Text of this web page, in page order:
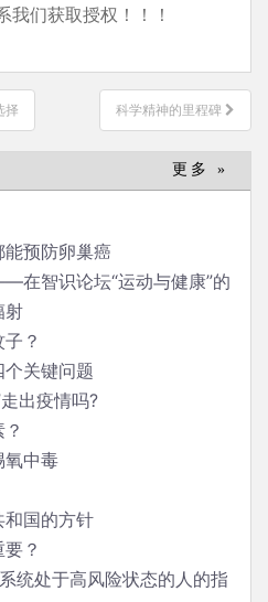
我们获取授权！！！
择 科学精神的里程碑
更多 »
预防卵巢癌
在智识论坛“运动与健康”的
射
？
关键问题
出疫情吗?
氧中毒
和国的方针
？
统处于高风险状态的人的指